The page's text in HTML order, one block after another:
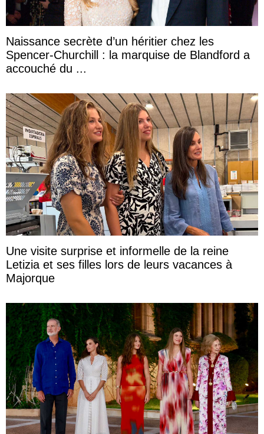
Naissance secrète d’un héritier chez les
Spencer-Churchill : la marquise de Blandford a
accouché du ...
Une visite surprise et informelle de la reine
Letizia et ses filles lors de leurs vacances à
Majorque